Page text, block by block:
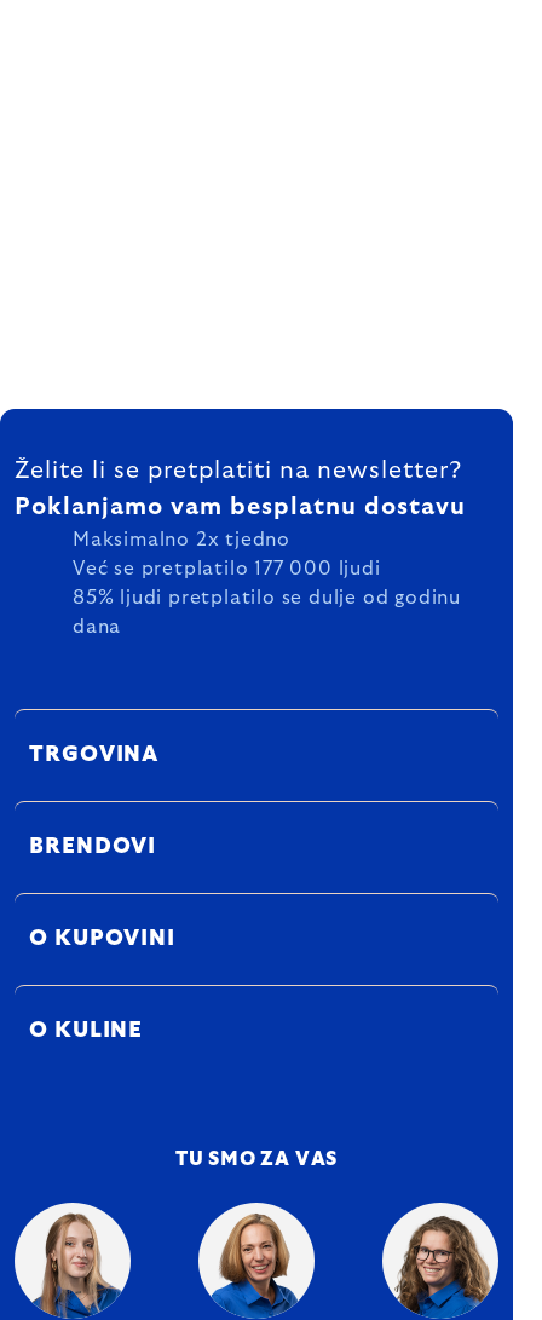
FOOTER
Želite li se pretplatiti na newsletter?
Poklanjamo vam besplatnu dostavu
Maksimalno 2x tjedno
Već se pretplatilo 177 000 ljudi
85% ljudi pretplatilo se dulje od godinu
dana
TRGOVINA
BRENDOVI
O KUPOVINI
O KULINE
TU SMO ZA VAS